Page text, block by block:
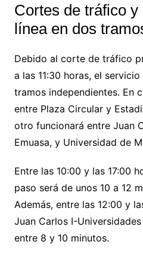
Cortes de tráfico
línea en dos
Debido al corte de tráfico
a las 11:30 horas, el
tramos independientes. En
entre Plaza Circular y
otro funcionará entre Juan
Emuasa, y Universidad de
Entre las 10:00 y las 17:00
paso será de unos 10 a 12
Además, entre las 12:00 y
Juan Carlos I-
entre 8 y 10 minutos.